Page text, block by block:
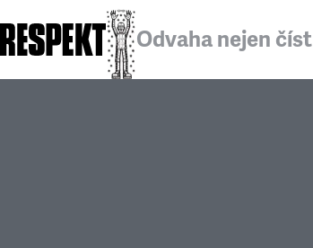
Odvaha nejen číst